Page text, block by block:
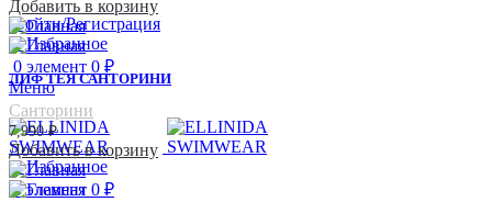
Войти/Регистрация
0Избранное
0 элемент 0 ₽
Меню
0Избранное
0элемент 0 ₽
Добавить в корзину
ЛИФ ТЕЯ САНТОРИНИ
Санторини
7,990₽
Добавить в корзину